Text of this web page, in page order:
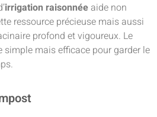
irrigation raisonnée aide non
ressource précieuse mais aussi
profond et vigoureux. Le
simple mais efficace pour garder le